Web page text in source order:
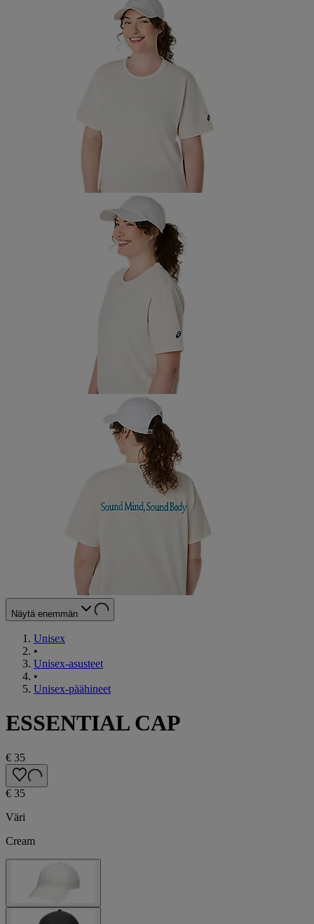
Näytä enemmän
Unisex
•
Unisex-asusteet
•
Unisex-päähineet
ESSENTIAL CAP
€ 35
€ 35
Väri
Cream